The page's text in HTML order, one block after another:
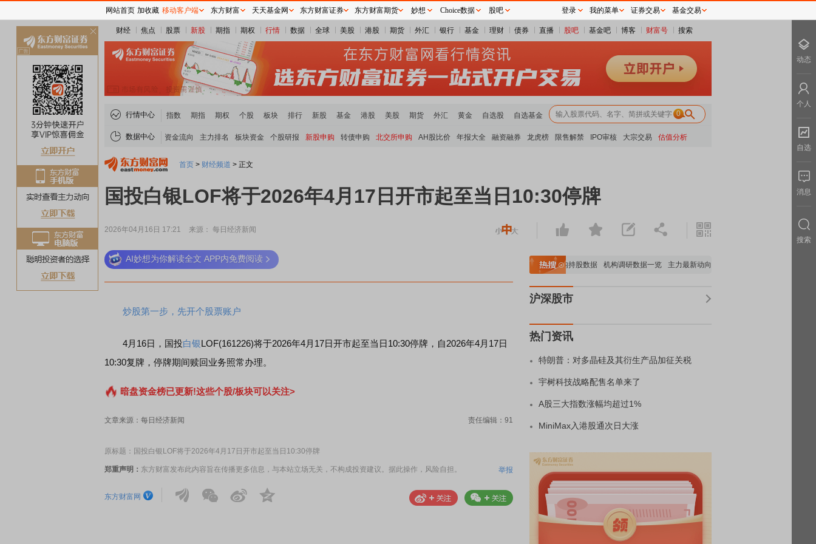
财经 焦点 股票 新股 期指 期权 行情 数据 全球 美股 港股 期货 外汇 银行 基金 理财 债券 直播 股吧 基金吧 博客 财富号 搜索
行情中心 指数 期指 期权 个股 板块 排行 新股 基金 港股 美股 期货 外汇 黄金 自选股 自选基金 0
数据中心 资金流向 主力排名 板块资金 个股研报 新股申购 转债申购 北交所申购 AH股比价 年报大全 融资融券 龙虎榜 限售解禁 IPO审核 大宗交易 估值分析
首页 > 财经频道 > 正文
国投白银LOF将于2026年4月17日开市起至当日10:30停牌
2026年04月16日 17:21 来源： 每日经济新闻
AI妙想为你解读全文 APP内免费阅读
炒股第一步，先开个股票账户
4月16日，国投白银LOF(161226)将于2026年4月17日开市起至当日10:30停牌，自2026年4月17日
10:30复牌，停牌期间赎回业务照常办理。
暗盘资金榜已更新!这些个股/板块可以关注>
文章来源：每日经济新闻 责任编辑：91
原标题：国投白银LOF将于2026年4月17日开市起至当日10:30停牌
郑重声明： 东方财富发布此内容旨在传播更多信息，与本站立场无关，不构成投资建议。据此操作，风险自担。 举报
东方财富网
稀土板块领涨 重要机构持股数据 机构调研数据一览 主力最新动向 上市公司限售股解禁一览
沪深股市
热门资讯
特朗普：对多晶硅及其衍生产品加征关税
宇树科技战略配售名单来了
A股三大指数涨幅均超过1%
MiniMax入港股通次日大涨
网站首页 加收藏 移动客户端 东方财富 天天基金网 东方财富证券 东方财富期货 妙想 Choice数据 股吧 登录 我的菜单 证券交易 基金交易
动态
个人
自选
消息
搜索
关